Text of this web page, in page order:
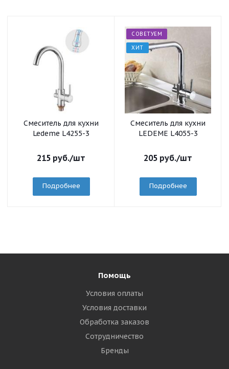
Смеситель для кухни
Ledeme L4255-3
215 руб./шт
Подробнее
СОВЕТУЕМ
ХИТ
Смеситель для кухни
LEDEME L4055-3
205 руб./шт
Подробнее
Помощь
Условия оплаты
Условия доставки
Обработка заказов
Сотрудничество
Бренды